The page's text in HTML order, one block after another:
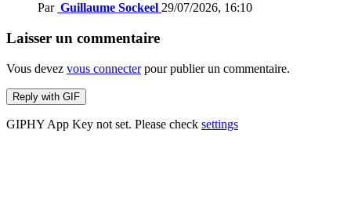
Par Guillaume Sockeel 29/07/2026, 16:10
Laisser un commentaire
Vous devez vous connecterpour publier un commentaire.
Reply with GIF
GIPHY App Key not set. Please check settings